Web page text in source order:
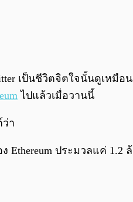
เป็นชีวิตจิตใจนั้นดูเหมือ
ไปแล้วเมื่อวานนี้
า
ประมวลแค่ 1.2